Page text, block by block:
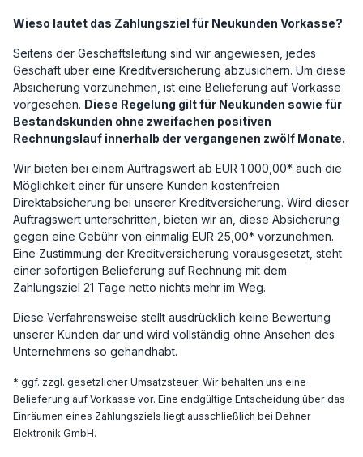
Wieso lautet das Zahlungsziel für Neukunden Vorkasse?
Seitens der Geschäftsleitung sind wir angewiesen, jedes
Geschäft über eine Kreditversicherung abzusichern. Um diese
Absicherung vorzunehmen, ist eine Belieferung auf Vorkasse
vorgesehen. Diese Regelung gilt für Neukunden sowie für
Bestandskunden ohne zweifachen positiven
Rechnungslauf innerhalb der vergangenen zwölf Monate.
Wir bieten bei einem Auftragswert ab EUR 1.000,00* auch die
Möglichkeit einer für unsere Kunden kostenfreien
Direktabsicherung bei unserer Kreditversicherung. Wird dieser
Auftragswert unterschritten, bieten wir an, diese Absicherung
gegen eine Gebühr von einmalig EUR 25,00* vorzunehmen.
Eine Zustimmung der Kreditversicherung vorausgesetzt, steht
einer sofortigen Belieferung auf Rechnung mit dem
Zahlungsziel 21 Tage netto nichts mehr im Weg.
Diese Verfahrensweise stellt ausdrücklich keine Bewertung
unserer Kunden dar und wird vollständig ohne Ansehen des
Unternehmens so gehandhabt.
* ggf. zzgl. gesetzlicher Umsatzsteuer. Wir behalten uns eine
Belieferung auf Vorkasse vor. Eine endgültige Entscheidung über das
Einräumen eines Zahlungsziels liegt ausschließlich bei Dehner
Elektronik GmbH.